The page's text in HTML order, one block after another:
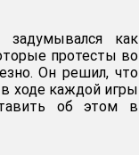
задумывался как
протесты во
Он решил, что
ходе каждой игры
об этом в